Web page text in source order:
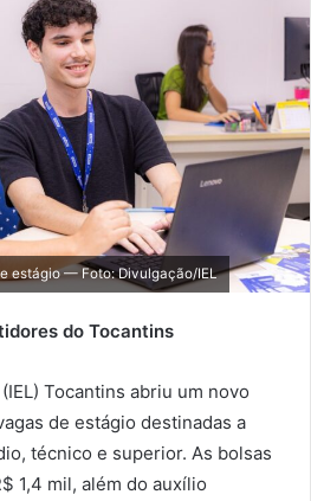
-
m
a
i
l
estágio — Foto: Divulgação/IEL
do Tocantins
Tocantins abriu um novo
de estágio destinadas a
técnico e superior. As bolsas
1,4 mil, além do auxílio